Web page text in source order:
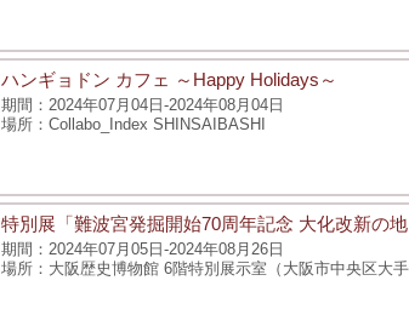
ハンギョドン カフェ ～Happy Holidays～
2024年07月04日-2024年08月04日
Collabo_Index SHINSAIBASHI
特別展「難波宮発掘開始70周年記念 大化改新の
2024年07月05日-2024年08月26日
大阪歴史博物館 6階特別展示室（大阪市中央区大手